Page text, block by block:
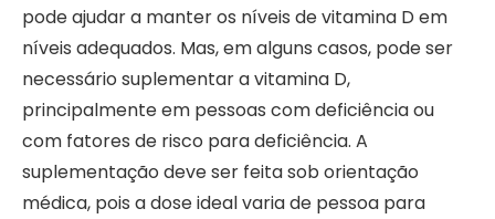
pode ajudar a manter os níveis de vitamina D em
níveis adequados. Mas, em alguns casos, pode ser
necessário suplementar a vitamina D,
principalmente em pessoas com deficiência ou
com fatores de risco para deficiência. A
suplementação deve ser feita sob orientação
médica, pois a dose ideal varia de pessoa para